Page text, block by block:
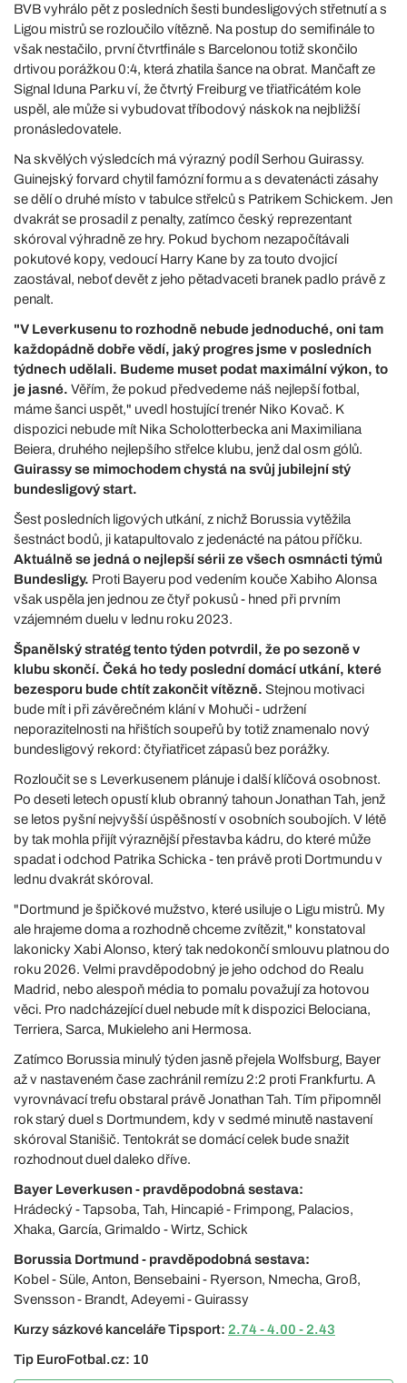
BVB vyhrálo pět z posledních šesti bundesligových střetnutí a s
Ligou mistrů se rozloučilo vítězně. Na postup do semifinále to
však nestačilo, první čtvrtfinále s Barcelonou totiž skončilo
drtivou porážkou 0:4, která zhatila šance na obrat. Mančaft ze
Signal Iduna Parku ví, že čtvrtý Freiburg ve třiatřicátém kole
uspěl, ale může si vybudovat tříbodový náskok na nejbližší
pronásledovatele.
Na skvělých výsledcích má výrazný podíl Serhou Guirassy.
Guinejský forvard chytil famózní formu a s devatenácti zásahy
se dělí o druhé místo v tabulce střelců s Patrikem Schickem. Jen
dvakrát se prosadil z penalty, zatímco český reprezentant
skóroval výhradně ze hry. Pokud bychom nezapočítávali
pokutové kopy, vedoucí Harry Kane by za touto dvojicí
zaostával, neboť devět z jeho pětadvaceti branek padlo právě z
penalt.
"V Leverkusenu to rozhodně nebude jednoduché, oni tam
každopádně dobře vědí, jaký progres jsme v posledních
týdnech udělali. Budeme muset podat maximální výkon, to
je jasné. Věřím, že pokud předvedeme náš nejlepší fotbal,
máme šanci uspět," uvedl hostující trenér Niko Kovač. K
dispozici nebude mít Nika Scholotterbecka ani Maximiliana
Beiera, druhého nejlepšího střelce klubu, jenž dal osm gólů.
Guirassy se mimochodem chystá na svůj jubilejní stý
bundesligový start.
Šest posledních ligových utkání, z nichž Borussia vytěžila
šestnáct bodů, ji katapultovalo z jedenácté na pátou příčku.
Aktuálně se jedná o nejlepší sérii ze všech osmnácti týmů
Bundesligy. Proti Bayeru pod vedením kouče Xabiho Alonsa
však uspěla jen jednou ze čtyř pokusů - hned při prvním
vzájemném duelu v lednu roku 2023.
Španělský stratég tento týden potvrdil, že po sezoně v
klubu skončí. Čeká ho tedy poslední domácí utkání, které
bezesporu bude chtít zakončit vítězně. Stejnou motivaci
bude mít i při závěrečném klání v Mohuči - udržení
neporazitelnosti na hřištích soupeřů by totiž znamenalo nový
bundesligový rekord: čtyřiatřicet zápasů bez porážky.
Rozloučit se s Leverkusenem plánuje i další klíčová osobnost.
Po deseti letech opustí klub obranný tahoun Jonathan Tah, jenž
se letos pyšní nejvyšší úspěšností v osobních soubojích. V létě
by tak mohla přijít výraznější přestavba kádru, do které může
spadat i odchod Patrika Schicka - ten právě proti Dortmundu v
lednu dvakrát skóroval.
"Dortmund je špičkové mužstvo, které usiluje o Ligu mistrů. My
ale hrajeme doma a rozhodně chceme zvítězit," konstatoval
lakonicky Xabi Alonso, který tak nedokončí smlouvu platnou do
roku 2026. Velmi pravděpodobný je jeho odchod do Realu
Madrid, nebo alespoň média to pomalu považují za hotovou
věci. Pro nadcházející duel nebude mít k dispozici Belociana,
Terriera, Sarca, Mukieleho ani Hermosa.
Zatímco Borussia minulý týden jasně přejela Wolfsburg, Bayer
až v nastaveném čase zachránil remízu 2:2 proti Frankfurtu. A
vyrovnávací trefu obstaral právě Jonathan Tah. Tím připomněl
rok starý duel s Dortmundem, kdy v sedmé minutě nastavení
skóroval Stanišič. Tentokrát se domácí celek bude snažit
rozhodnout duel daleko dříve.
Bayer Leverkusen - pravděpodobná sestava:
Hrádecký - Tapsoba, Tah, Hincapié - Frimpong, Palacios,
Xhaka, García, Grimaldo - Wirtz, Schick
Borussia Dortmund - pravděpodobná sestava:
Kobel - Süle, Anton, Bensebaini - Ryerson, Nmecha, Groß,
Svensson - Brandt, Adeyemi - Guirassy
Kurzy sázkové kanceláře Tipsport: 2.74 - 4.00 - 2.43
Tip EuroFotbal.cz: 10